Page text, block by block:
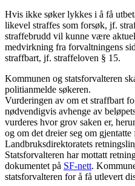
Hvis ikke søker lykkes i å få
likevel straffes som forsøk, jf.
straffebrudd vil kunne være
medvirkning fra forvaltningens
straffbart, jf. straffeloven § 15.
Kommunen og statsforvalteren
politianmelde søkeren.
Vurderingen av om et straffbart
nødvendigvis avhenge av
vurderes hvor grov saken er,
og om det dreier seg om
Landbruksdirektoratets
Statsforvalteren har mottatt
dokumentet på SF-nett.
statsforvalteren for å få utlevert